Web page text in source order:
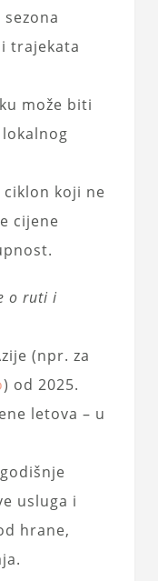
trajekata
može biti
ciklon koji ne
cijene
o ruti i
(npr. za
) od 2025.
letova – u
usluga i
hrane,